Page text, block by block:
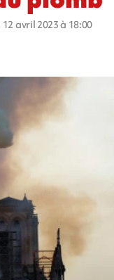
avril 2023 à 18:00